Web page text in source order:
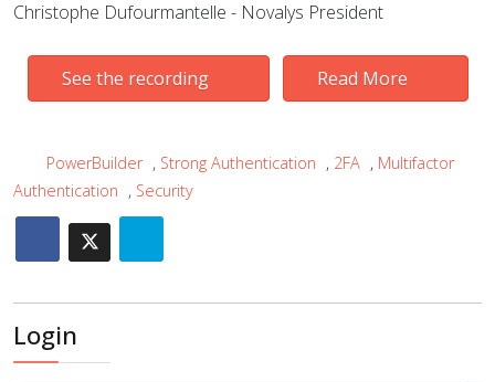
Christophe Dufourmantelle - Novalys President
See the recording Read More
PowerBuilder , Strong Authentication , 2FA , Multifactor
Authentication , Security
Login